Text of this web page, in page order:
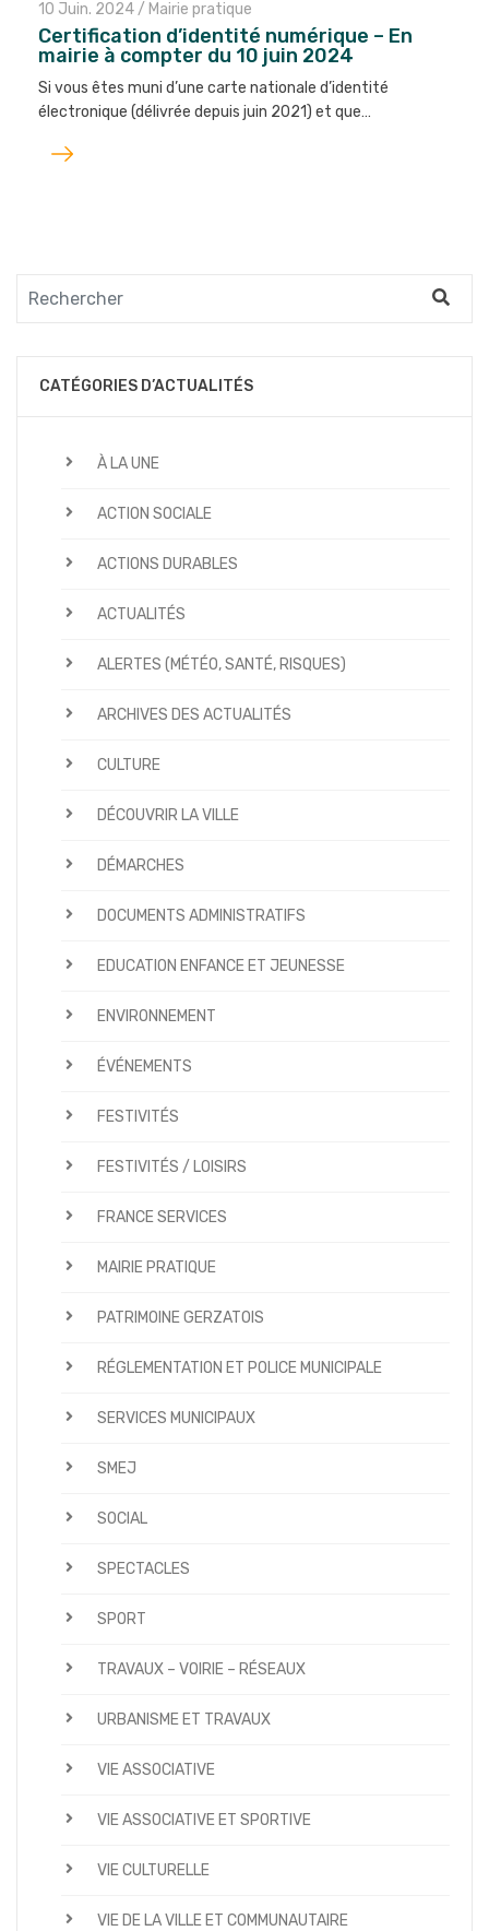
10 Juin. 2024 / Mairie pratique
Certification d’identité numérique – En
mairie à compter du 10 juin 2024
Si vous êtes muni d’une carte nationale d’identité
électronique (délivrée depuis juin 2021) et que…
Lire
l'article
CATÉGORIES D’ACTUALITÉS
À LA UNE
ACTION SOCIALE
ACTIONS DURABLES
ACTUALITÉS
ALERTES (MÉTÉO, SANTÉ, RISQUES)
ARCHIVES DES ACTUALITÉS
CULTURE
DÉCOUVRIR LA VILLE
DÉMARCHES
DOCUMENTS ADMINISTRATIFS
EDUCATION ENFANCE ET JEUNESSE
ENVIRONNEMENT
ÉVÉNEMENTS
FESTIVITÉS
FESTIVITÉS / LOISIRS
FRANCE SERVICES
MAIRIE PRATIQUE
PATRIMOINE GERZATOIS
RÉGLEMENTATION ET POLICE MUNICIPALE
SERVICES MUNICIPAUX
SMEJ
SOCIAL
SPECTACLES
SPORT
TRAVAUX – VOIRIE – RÉSEAUX
URBANISME ET TRAVAUX
VIE ASSOCIATIVE
VIE ASSOCIATIVE ET SPORTIVE
VIE CULTURELLE
VIE DE LA VILLE ET COMMUNAUTAIRE